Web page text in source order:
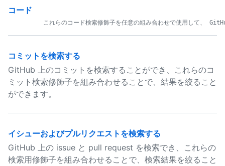
コード
コミットを検索する
GitHub 上のコミットを検索することができ、これらのコ
ミット検索修飾子を組み合わせることで、結果を絞ること
ができます。
イシューおよびプルリクエストを検索する
GitHub 上の issue と pull request を検索でき、これらの
検索用修飾子を組み合わせることで、検索結果を絞ること